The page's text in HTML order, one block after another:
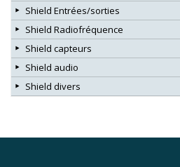
Shield Entrées/sorties
Shield Radiofréquence
Shield capteurs
Shield audio
Shield divers